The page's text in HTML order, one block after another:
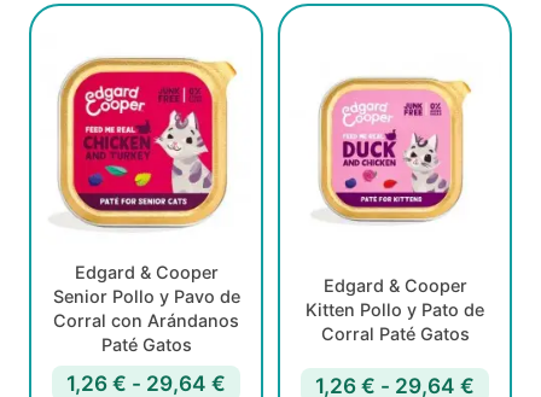
Edgard & Cooper
Senior Pollo y Pavo de
Corral con Arándanos
Paté Gatos
1,26€ - 29,64 €
producto
tiene
múltiples
variantes.
opciones
se
elegir
en
de
Edgard & Cooper
Kitten Pollo y Pato de
Corral Paté Gatos
1,26€ - 29,64 €
tiene
múltiples
variantes.
opciones
de